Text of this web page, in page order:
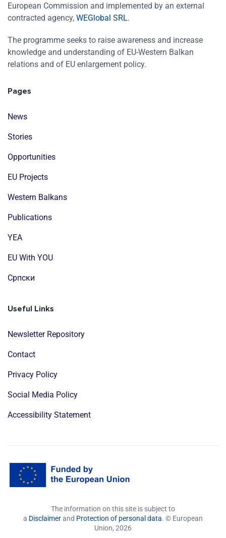
European Commission and implemented by an external
contracted agency, WEGlobal SRL.
The programme seeks to raise awareness and increase
knowledge and understanding of EU-Western Balkan
relations and of EU enlargement policy.
Pages
News
Stories
Opportunities
EU Projects
Western Balkans
Publications
YEA
EU With YOU
Cрпски
Useful Links
Newsletter Repository
Contact
Privacy Policy
Social Media Policy
Accessibility Statement
The information on this site is subject to
a Disclaimerand Protection of personal data. © European
Union, 2026